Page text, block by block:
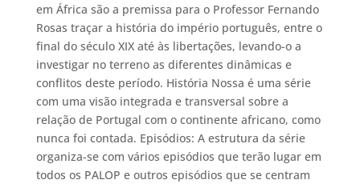
em África são a premissa para o Professor Fernando
Rosas traçar a história do império português, entre o
final do século XIX até às libertações, levando-o a
investigar no terreno as diferentes dinâmicas e
conflitos deste período. História Nossa é uma série
com uma visão integrada e transversal sobre a
relação de Portugal com o continente africano, como
nunca foi contada. Episódios: A estrutura da série
organiza-se com vários episódios que terão lugar em
todos os PALOP e outros episódios que se centram